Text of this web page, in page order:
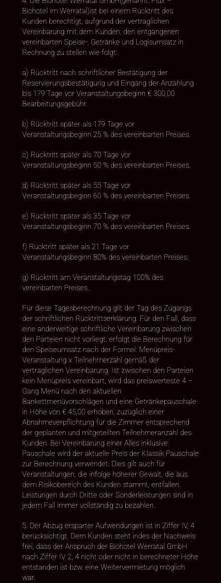
Biohotel im Werratal)ist bei einem Rücktritt des
Kunden berechtigt, aufgrund der vertraglichen
Vereinbarung mit dem Kunden, den entgangenen
vereinbarten Speise-, Getränke und Logisumsatz in
Rechnung zu stellen wie folgt:
a) Rücktritt nach schriftlicher Bestätigung der
Reservierungsbestätigung und Eingang der Anzahlung
bis 179 Tage vor Veranstaltungsbeginn € 300,00
Bearbeitungsgebühr.
b) Rücktritt später als 179 Tage vor
Veranstaltungsbeginn 25 % des vereinbarten Preises.
c) Rücktritt später als 70 Tage vor
Veranstaltungsbeginn 50 % des vereinbarten Preises.
d) Rücktritt später als 55 Tage vor
Veranstaltungsbeginn 60 % des vereinbarten Preises.
e) Rücktritt später als 35 Tage vor
Veranstaltungsbeginn 70 % des vereinbarten Preises.
f) Rücktritt später als 21 Tage vor
Veranstaltungsbeginn 80% des vereinbarten Preises.
g) Rücktritt am Veranstaltungstag 100% des
vereinbarten Preises.
Für diese Tagesberechnung gilt der Tag des Zugangs
der schriftlichen Rücktrittserklärung. Für den Fall, dass
eine anderweitige schriftliche Vereinbarung zwischen
den Parteien nicht vorliegt, erfolgt die Berechnung für
den Speiseumsatz nach der Formel: Menüpreis-
Veranstaltung x Teilnehmerzahl gemäß der
vertraglichen Vereinbarung. Ist zwischen den Parteien
kein Menüpreis vereinbart, wird das preiswerteste 4 –
Gang Menü nach den aktuellen
Bankettmenüvorschlägen und eine Getränkepauschale
in Höhe von € 45,00 erhoben, zuzüglich einer
Abnahmeverpflichtung für die Zimmer entsprechend
der geplanten und mitgeteilten Teilnehmeranzahl des
Kunden. Bei Vereinbarung einer Alles inklusive
Pauschale wird der aktuelle Preis der Klassik Pauschale
zur Berechnung verwendet. Dies gilt auch für
Veranstaltungen, die infolge höherer Gewalt, die aus
dem Risikobereich des Kunden stammt, entfallen.
Leistungen durch Dritte oder Sonderleistungen sind in
jedem Fall immer vollständig zu bezahlen.
5. Der Abzug ersparter Aufwendungen ist in Ziffer IV, 4
berücksichtigt. Dem Kunden steht indes der Nachweis
frei, dass der Anspruch der Biohotel Werratal GmbH
nach Ziffer IV 2, 4 nicht oder nicht in berechneter Höhe
entstanden ist bzw. eine Weitervermietung möglich
war.